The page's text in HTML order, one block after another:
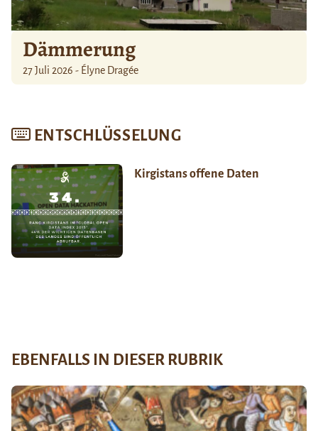
Dämmerung
27 Juli 2026 - Élyne Dragée
ENTSCHLÜSSELUNG
Kirgistans offene Daten
EBENFALLS IN DIESER RUBRIK